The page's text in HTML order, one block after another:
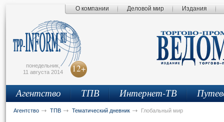
О компании Деловой мир Издания
понедельник,
11 августа 2014
12+
Агентство ТПВ Интернет-ТВ
Агентство ТПВ Тематический дневник Глобальный мир